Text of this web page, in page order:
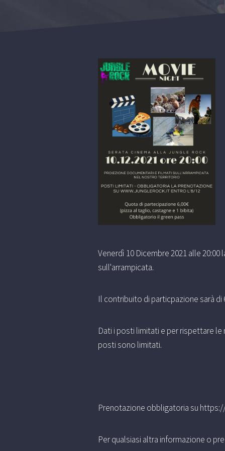
Venerdì 10 Dicembre 2021 alle
sull'arrampicata.
Il contribuito di particpazione sarà
Dati i posti limitati e per rispettare
posti sono limitati.
Prenotazione obbligatoria su
Per qualsiasi altra informazione o